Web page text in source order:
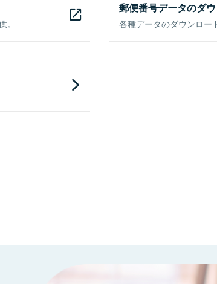
郵便番号データのダ
各種データのダウンロー